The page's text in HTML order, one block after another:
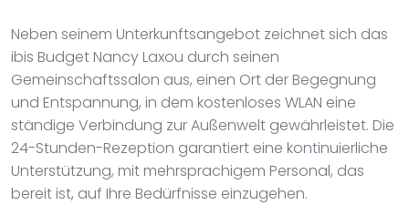
Neben seinem Unterkunftsangebot zeichnet sich das
ibis Budget Nancy Laxou durch seinen
Gemeinschaftssalon aus, einen Ort der Begegnung
und Entspannung, in dem kostenloses WLAN eine
ständige Verbindung zur Außenwelt gewährleistet. Die
24-Stunden-Rezeption garantiert eine kontinuierliche
Unterstützung, mit mehrsprachigem Personal, das
bereit ist, auf Ihre Bedürfnisse einzugehen.